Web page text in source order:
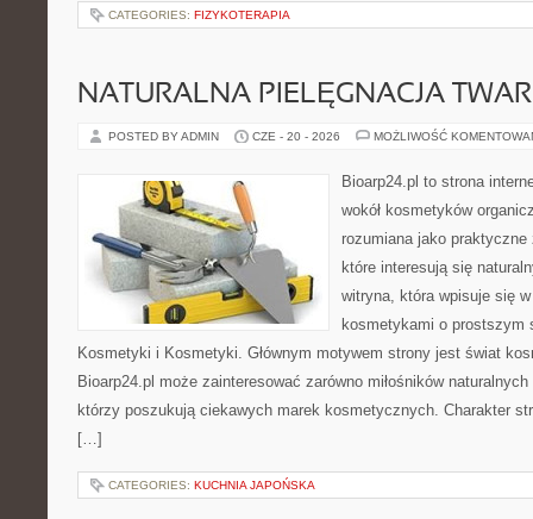
CATEGORIES: FIZYKOTERAPIA
NATURALNA PIELĘGNACJA
POSTED BY ADMIN CZE - 20 - 2026 MOŻLIWOŚĆ
Bioarp24.pl to strona
wokół kosmetyków
rozumiana jako praktyczne
które interesują się
witryna, która wpisuje się
kosmetykami o prostszym
Kosmetyki i Kosmetyki. Głównym motywem strony jest świat
Bioarp24.pl może zainteresować zarówno miłośników
którzy poszukują ciekawych marek kosmetycznych. Charakter
[…]
CATEGORIES: KUCHNIA JAPOŃSKA